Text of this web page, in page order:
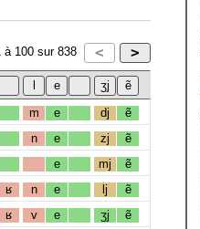
à 100 sur 838
m e dj ẽ
n e zj ẽ
e mj ẽ
ʁ n e lj ẽ
ʁ v e ʒj ẽ